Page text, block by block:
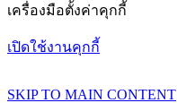
เครื่องมือตั้งค่าคุกกี้
เปิดใช้งานคุกกี้
SKIP TO MAIN CONTENT